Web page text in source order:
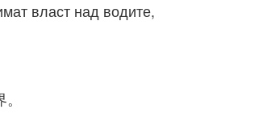
власт над водите,